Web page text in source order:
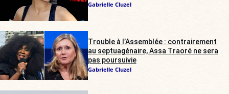
Gabrielle Cluzel
Trouble à l’Assemblée : contrairement
au septuagénaire, Assa Traoré ne sera
pas poursuivie
Gabrielle Cluzel